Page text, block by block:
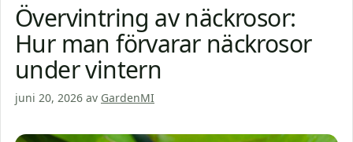
Övervintring av näckrosor:
Hur man förvarar näckrosor
under vintern
juni 20, 2026 av GardenMI